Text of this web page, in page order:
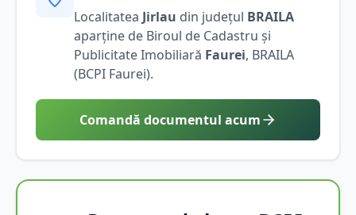
Localitatea Jirlau din județul BRAILA
aparține de Biroul de Cadastru și
Publicitate Imobiliară Faurei, BRAILA
(BCPI Faurei).
Comandă documentul acum